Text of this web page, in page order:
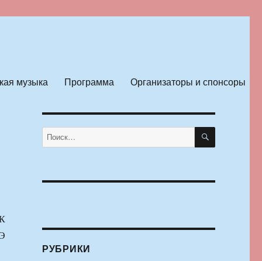
музыка Программа Организаторы и спонсоры
Искать: ПОИСК
РУБРИКИ